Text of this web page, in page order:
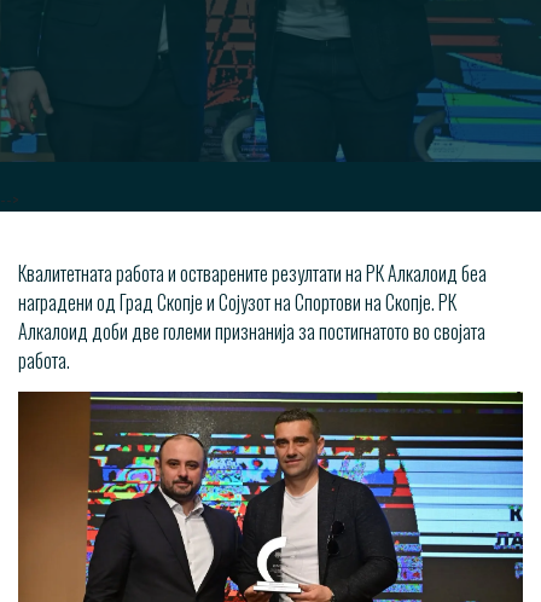
-->
Квалитетната работа и остварените резултати на РК Алкалоид беа
наградени од Град Скопје и Сојузот на Спортови на Скопје. РК
Алкалоид доби две големи признанија за постигнатото во својата
работа.